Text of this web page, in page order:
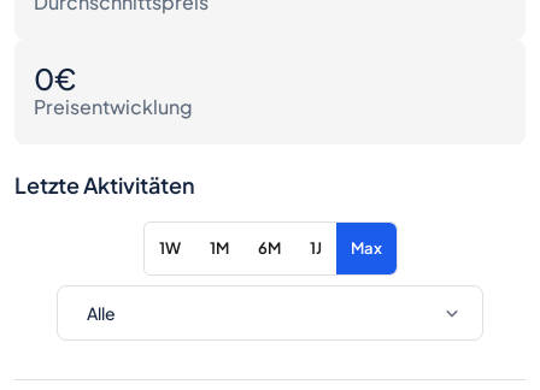
0€
Preisentwicklung
Letzte Aktivitäten
1W 1M 6M 1J Max